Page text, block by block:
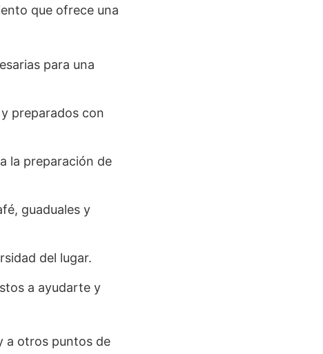
que ofrece una
para una
preparados con
la preparación de
guaduales y
del lugar.
a ayudarte y
a otros puntos de